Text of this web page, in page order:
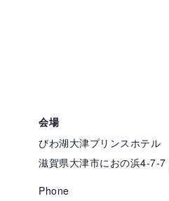
会場
びわ湖大津プリンスホテル
滋賀県大津市におの浜4-7-7
Phone